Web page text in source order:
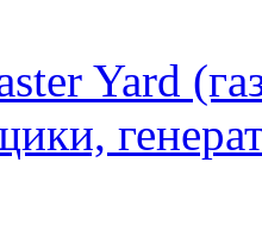
Yard